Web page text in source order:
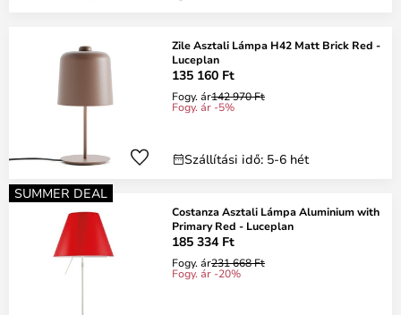
Zile Asztali Lámpa H42 Matt Brick Red -
Luceplan
135 160 Ft
Fogy. ár142 970 Ft
Fogy. ár -5%
Szállítási idő: 5-6 hét
SUMMER DEAL
Costanza Asztali Lámpa Aluminium with
Primary Red - Luceplan
185 334 Ft
Fogy. ár231 668 Ft
Fogy. ár -20%